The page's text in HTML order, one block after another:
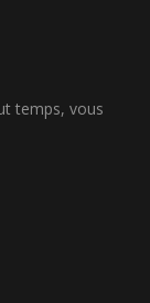
temps, vous